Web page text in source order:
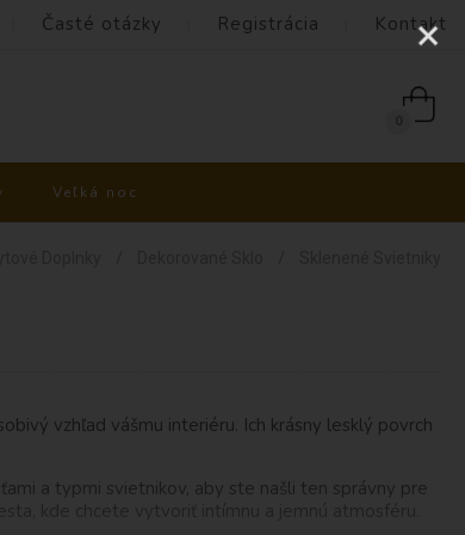
Časté otázky Registrácia Kontakt
Veľká noc
vzhľad vášmu interiéru. Ich krásny lesklý povrch
a typmi svietnikov, aby ste našli ten správny pre